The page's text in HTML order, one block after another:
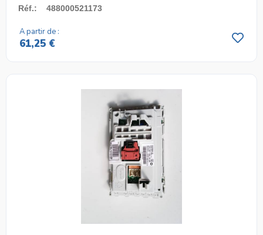
Réf.: 488000521173
A partir de :
61,25 €